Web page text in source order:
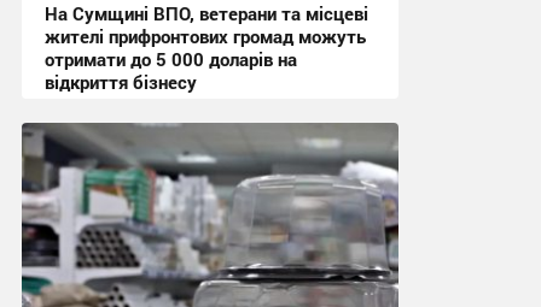
На Сумщині ВПО, ветерани та місцеві
жителі прифронтових громад можуть
отримати до 5 000 доларів на
відкриття бізнесу
16:00, 19.06.2026